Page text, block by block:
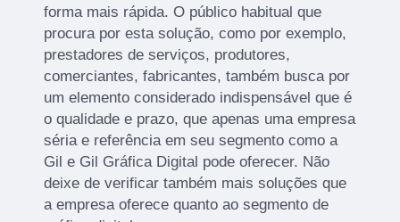
forma mais rápida. O público habitual que
procura por esta solução, como por exemplo,
prestadores de serviços, produtores,
comerciantes, fabricantes, também busca por
um elemento considerado indispensável que é
o qualidade e prazo, que apenas uma empresa
séria e referência em seu segmento como a
Gil e Gil Gráfica Digital pode oferecer. Não
deixe de verificar também mais soluções que
a empresa oferece quanto ao segmento de